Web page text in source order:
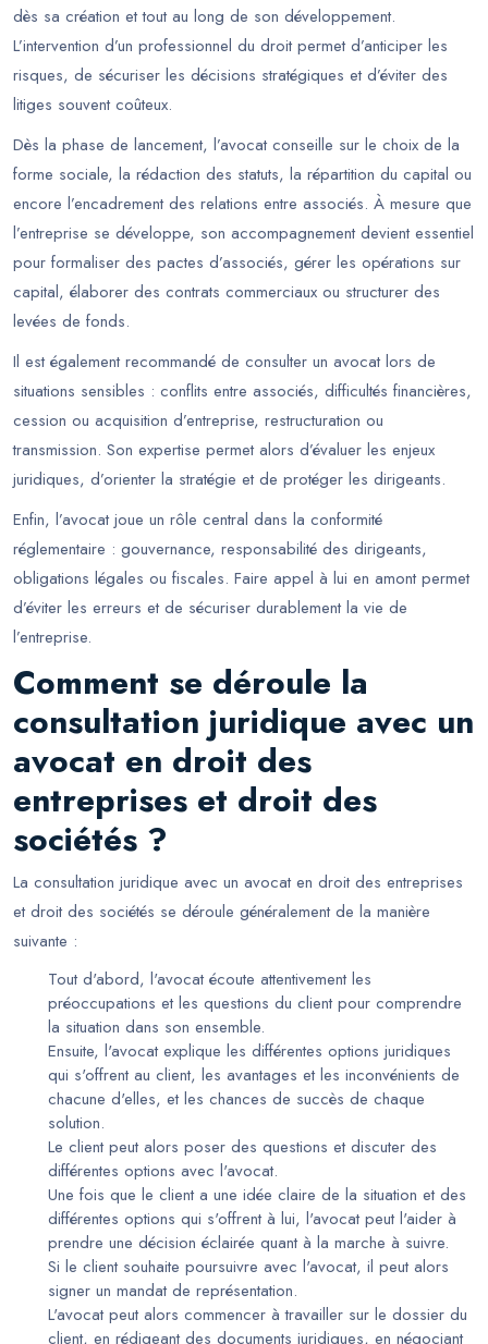
dès sa création et tout au long de son développement.
L’intervention d’un professionnel du droit permet d’anticiper les
risques, de sécuriser les décisions stratégiques et d’éviter des
litiges souvent coûteux.
Dès la phase de lancement, l’avocat conseille sur le choix de la
forme sociale, la rédaction des statuts, la répartition du capital ou
encore l’encadrement des relations entre associés. À mesure que
l’entreprise se développe, son accompagnement devient essentiel
pour formaliser des pactes d’associés, gérer les opérations sur
capital, élaborer des contrats commerciaux ou structurer des
levées de fonds.
Il est également recommandé de consulter un avocat lors de
situations sensibles : conflits entre associés, difficultés financières,
cession ou acquisition d’entreprise, restructuration ou
transmission. Son expertise permet alors d’évaluer les enjeux
juridiques, d’orienter la stratégie et de protéger les dirigeants.
Enfin, l’avocat joue un rôle central dans la conformité
réglementaire : gouvernance, responsabilité des dirigeants,
obligations légales ou fiscales. Faire appel à lui en amont permet
d’éviter les erreurs et de sécuriser durablement la vie de
l’entreprise.
Comment se déroule la
consultation juridique avec un
avocat en droit des
entreprises et droit des
sociétés ?
La consultation juridique avec un avocat en droit des entreprises
et droit des sociétés se déroule généralement de la manière
suivante :
Tout d'abord, l'avocat écoute attentivement les
préoccupations et les questions du client pour comprendre
la situation dans son ensemble.
Ensuite, l'avocat explique les différentes options juridiques
qui s'offrent au client, les avantages et les inconvénients de
chacune d'elles, et les chances de succès de chaque
solution.
Le client peut alors poser des questions et discuter des
différentes options avec l'avocat.
Une fois que le client a une idée claire de la situation et des
différentes options qui s'offrent à lui, l'avocat peut l'aider à
prendre une décision éclairée quant à la marche à suivre.
Si le client souhaite poursuivre avec l'avocat, il peut alors
signer un mandat de représentation.
L'avocat peut alors commencer à travailler sur le dossier du
client, en rédigeant des documents juridiques, en négociant